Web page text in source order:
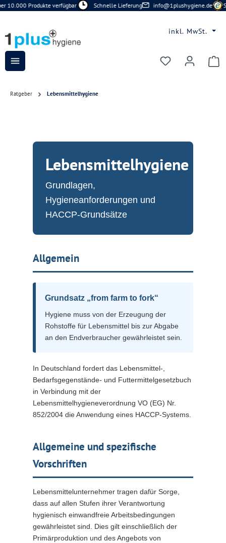
Zum Hauptinhalt springen
10.000 Produkte verfügbar Schnelle Lieferung info@1plushygiene.de
inkl. MwSt.
Du hast 0
Ratgeber Lebensmittelhygiene
Lebensmittelhygiene
Grundlagen,
Hygieneanforderungen und
HACCP-Grundsätze
Allgemein
Grundsatz „from farm to fork“
Hygiene muss von der Erzeugung der
Rohstoffe für Lebensmittel bis zur Abgabe
an den Endverbraucher gewährleistet sein.
In Deutschland fordert das Lebensmittel-,
Bedarfsgegenstände- und Futtermittelgesetzbuch
in Verbindung mit der
Lebensmittelhygieneverordnung VO (EG) Nr.
852/2004 die Anwendung eines HACCP-Systems.
Allgemeine und spezifische
Vorschriften
Lebensmittelunternehmer tragen dafür Sorge,
dass auf allen Stufen ihrer Verantwortung
hygienisch einwandfreie Arbeitsbedingungen
gewährleistet sind. Dies gilt einschließlich der
Primärproduktion und des Angebots von